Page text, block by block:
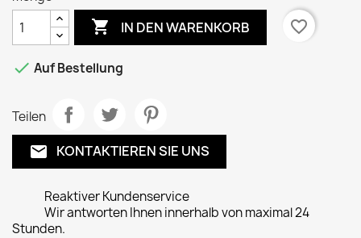
 IN DEN WARENKORB favorite_border
 Auf Bestellung
Teilen
email KONTAKTIEREN SIE UNS
Reaktiver Kundenservice
Wir antworten Ihnen innerhalb von maximal 24
Stunden.